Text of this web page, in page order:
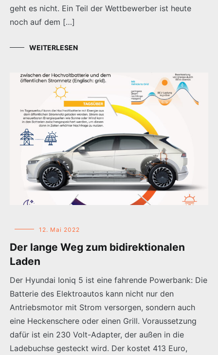
geht es nicht. Ein Teil der Wettbewerber ist heute
noch auf dem […]
WEITERLESEN
12. Mai 2022
Der lange Weg zum bidirektionalen
Laden
Der Hyundai Ioniq 5 ist eine fahrende Powerbank: Die
Batterie des Elektroautos kann nicht nur den
Antriebsmotor mit Strom versorgen, sondern auch
eine Heckenschere oder einen Grill. Voraussetzung
dafür ist ein 230 Volt-Adapter, der außen in die
Ladebuchse gesteckt wird. Der kostet 413 Euro,